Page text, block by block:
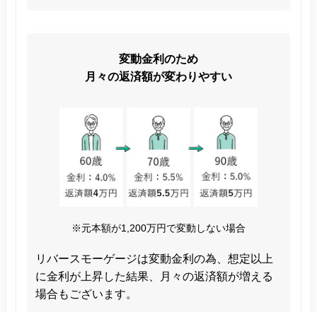
変動金利のため
月々の返済額が変わりやすい
※元本額が1,200万円で変動しない場合
リバースモーゲージは変動金利の為、想定以上
に金利が上昇した結果、月々の返済額が増える
場合もございます。